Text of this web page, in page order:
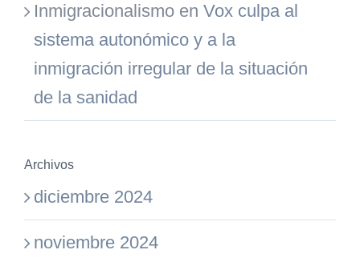
Inmigracionalismo en Vox culpa al
sistema autonómico y a la
inmigración irregular de la situación
de la sanidad
Archivos
diciembre 2024
noviembre 2024